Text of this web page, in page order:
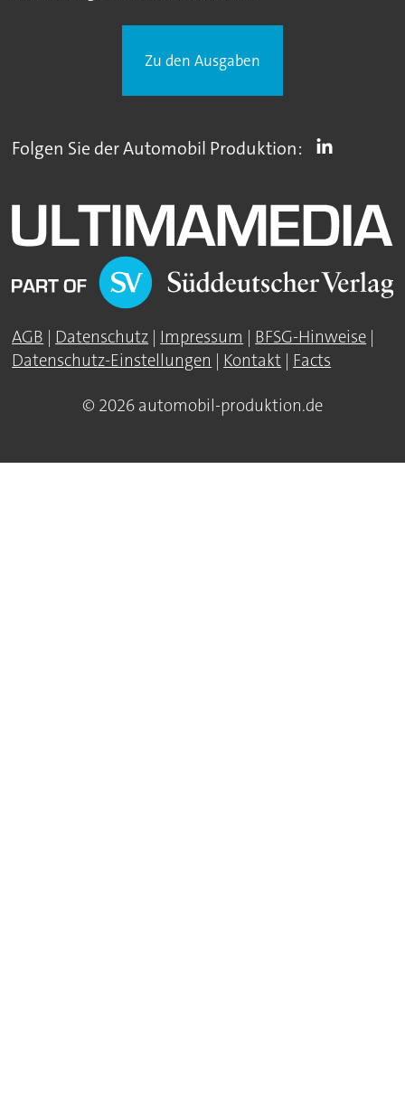
Zu den Ausgaben
Folgen Sie der Automobil Produktion:
AGB Datenschutz Impressum BFSG-Hinweise
Datenschutz-Einstellungen
Kontakt Facts
© 2026 automobil-produktion.de